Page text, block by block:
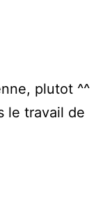
plutot ^^
le travail de